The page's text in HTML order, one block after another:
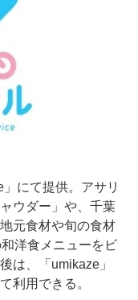
にて提供。アサリ
ウダー」や、千葉
元食材や旬の食材
洋食メニューをビ
は、「umikaze」
利用できる。